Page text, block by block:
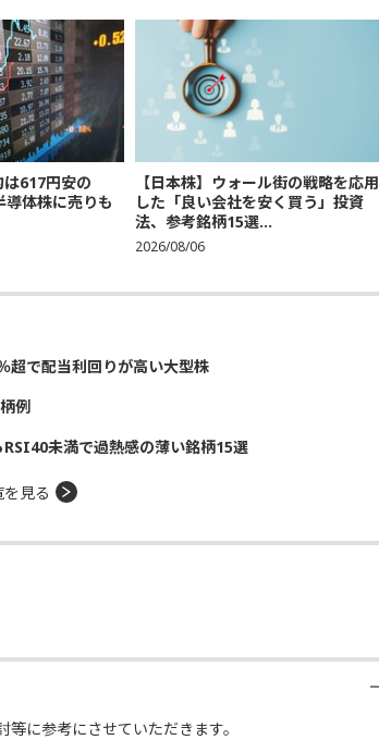
は617円安の
体株に売りも
【日本株】ウォール街の戦略を応用
した「良い会社を安く買う」投資
法、参考銘柄15選...
2026/08/06
超で配当利回りが高い大型株
例
未満で過熱感の薄い銘柄15選
見る
に参考にさせていただきます。